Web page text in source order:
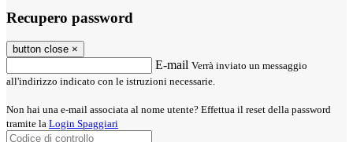
Recupero password
button close ×
E-mail Verrà inviato un messaggio
all'indirizzo indicato con le istruzioni necessarie.
Non hai una e-mail associata al nome utente? Effettua il reset della password
tramite la Login Spaggiari